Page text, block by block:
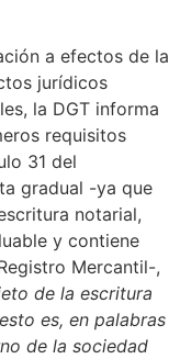
a efectos de la
jurídicos
la DGT informa
requisitos
31 del
gradual -ya que
notarial,
y contiene
Mercantil-,
de la escritura
es, en palabras
de la sociedad